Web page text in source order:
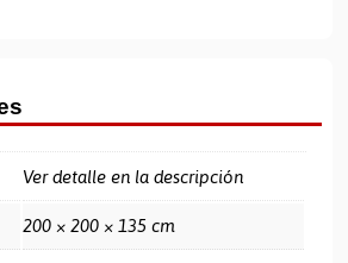
Ver detalle en la descripción
200 × 200 × 135 cm